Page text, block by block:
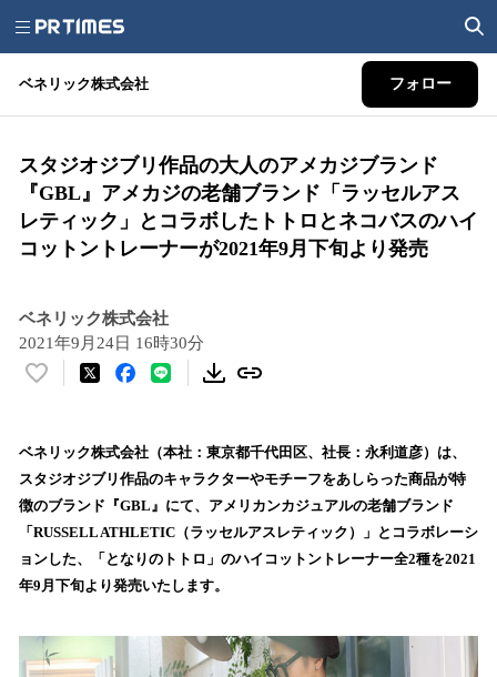
ベネリック株式会社 フォロー
スタジオジブリ作品の大人のアメカジブランド
『GBL』アメカジの老舗ブランド「ラッセルアス
レティック」とコラボしたトトロとネコバスのハイ
コットントレーナーが2021年9月下旬より発売
ベネリック株式会社
2021年9月24日 16時30分
い
！
数
を
読
込
み
で
す
ベネリック株式会社（本社：東京都千代田区、社長：永利道彦）は、
スタジオジブリ作品のキャラクターやモチーフをあしらった商品が特
徴のブランド『GBL』にて、アメリカンカジュアルの老舗ブランド
「RUSSELL ATHLETIC（ラッセルアスレティック）」とコラボレーシ
ョンした、「となりのトトロ」のハイコットントレーナー全2種を2021
年9月下旬より発売いたします。